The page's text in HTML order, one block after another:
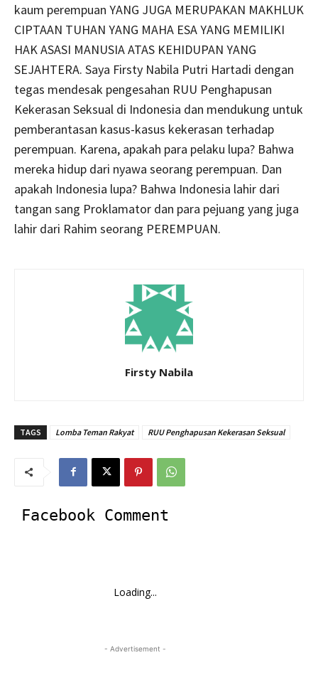
kaum perempuan YANG JUGA MERUPAKAN MAKHLUK
CIPTAAN TUHAN YANG MAHA ESA YANG MEMILIKI
HAK ASASI MANUSIA ATAS KEHIDUPAN YANG
SEJAHTERA. Saya Firsty Nabila Putri Hartadi dengan
tegas mendesak pengesahan RUU Penghapusan
Kekerasan Seksual di Indonesia dan mendukung untuk
pemberantasan kasus-kasus kekerasan terhadap
perempuan. Karena, apakah para pelaku lupa? Bahwa
mereka hidup dari nyawa seorang perempuan. Dan
apakah Indonesia lupa? Bahwa Indonesia lahir dari
tangan sang Proklamator dan para pejuang yang juga
lahir dari Rahim seorang PEREMPUAN.
Firsty Nabila
TAGS Lomba Teman Rakyat RUU Penghapusan Kekerasan Seksual
Facebook Comment
Loading...
- Advertisement -